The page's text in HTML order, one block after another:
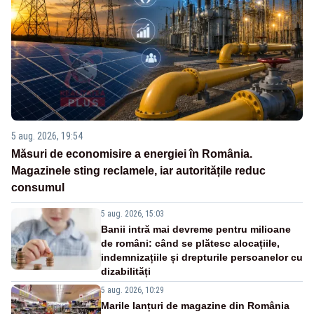
5 aug. 2026, 19:54
Măsuri de economisire a energiei în România.
Magazinele sting reclamele, iar autoritățile reduc
consumul
5 aug. 2026, 15:03
Banii intră mai devreme pentru milioane
de români: când se plătesc alocațiile,
indemnizațiile și drepturile persoanelor cu
dizabilități
5 aug. 2026, 10:29
Marile lanțuri de magazine din România